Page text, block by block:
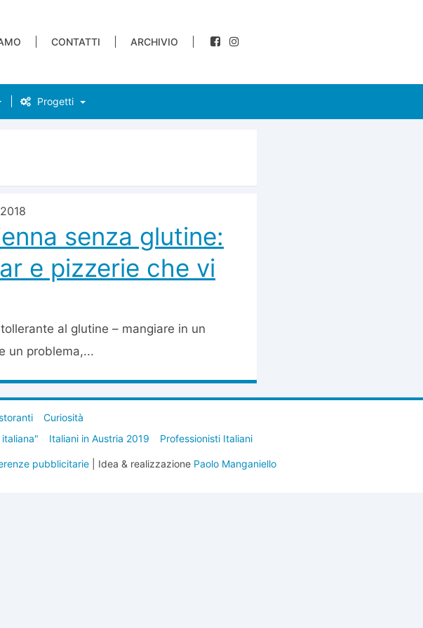
CONTATTI ARCHIVIO
Progetti
senza glutine:
e pizzerie che vi
al glutine – mangiare in un
un problema,...
Curiosità
Italiani in Austria 2019 Professionisti Italiani
pubblicitarie| Idea & realizzazione Paolo Manganiello